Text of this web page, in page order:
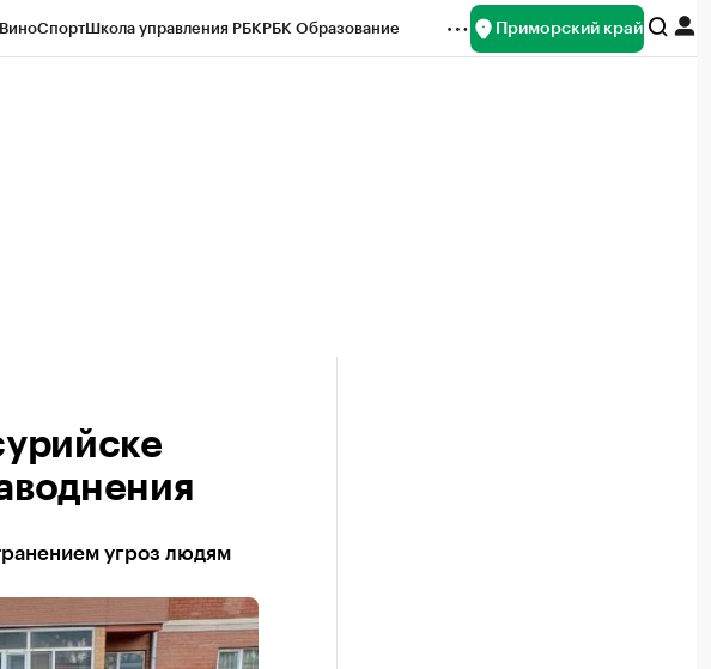
СпортШкола управления РБКРБК Образование Приморский край
угроз людям